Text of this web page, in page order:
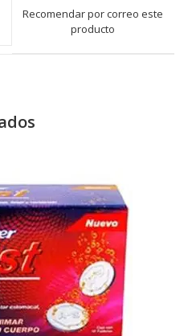
new
Recomendar por correo este
producto